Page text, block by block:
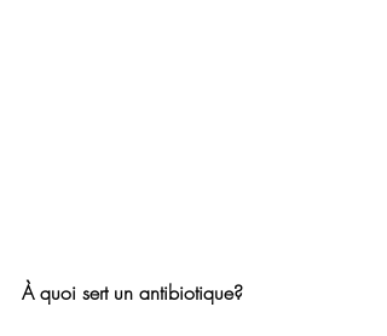
À quoi sert un antibiotique?